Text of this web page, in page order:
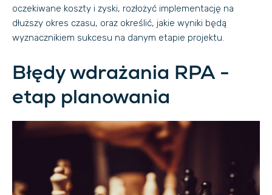
oczekiwane koszty i zyski, rozłożyć implementację na
dłuższy okres czasu, oraz określić, jakie wyniki będą
wyznacznikiem sukcesu na danym etapie projektu.
Błędy wdrażania RPA -
etap planowania